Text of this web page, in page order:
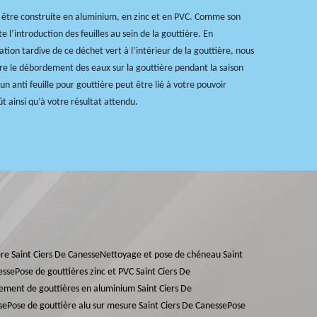
construite en aluminium, en zinc et en PVC. Comme son
l’introduction des feuilles au sein de la gouttière. En
tardive de ce déchet vert à l’intérieur de la gouttière, nous
le débordement des eaux sur la gouttière pendant la saison
anti feuille pour gouttière peut être lié à votre pouvoir
ainsi qu’à votre résultat attendu.
Saint Ciers De CanesseNettoyage et pose de chéneau Saint
Pose de gouttières zinc et PVC Saint Ciers De
de gouttières en aluminium Saint Ciers De
Pose de gouttière alu sur mesure Saint Ciers De CanessePose